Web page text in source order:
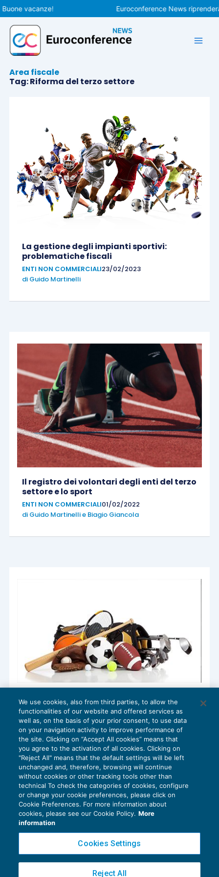
Vai
al
contenuto
vacanze! Euroconference News
Area fiscale
Tag: Riforma del terzo settore
La gestione degli impianti sportivi:
problematiche fiscali
ENTI NON COMMERCIALI23/02/2023
di Guido Martinelli
Il registro dei volontari degli enti del terzo
settore e lo sport
ENTI NON COMMERCIALI01/02/2022
di Guido Martinellie Biagio Giancola
Riforma del terzo settore: i chiarimenti
del CNDCEC
ENTI NON COMMERCIALI13/11/2017
diGuido Martinelli
Privacy Policy
Cookie Policy
Copyright 2016 ©Gruppo Euroconference S.p.A.v2.32.4
We use cookies, also from third parties, to allow the
functionalities of our website and offered services as
well as, on the basis of your prior consent, to use data
on your navigation activity to improve performance of
the site. Clicking on “Accept All cookies” means that
you agree to the activation of all cookies. Clicking on
"Reject All" means that the default settings will be left
unchanged and, therefore, browsing will continue
without cookies or other tracking tools other than
technical To check the categories of cookies, configure
or change your cookie preferences, please click on
Cookie Preferences. For more information about
cookies, please see our Cookie Policy. More
information
Cookies Settings
Reject All